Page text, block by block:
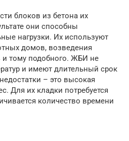
блоков из бетона их
они способны
нагрузки. Их используют
домов, возведения
тому подобного. ЖБИ не
и имеют длительный срок
– это высокая
Для их кладки потребуется
количество времени